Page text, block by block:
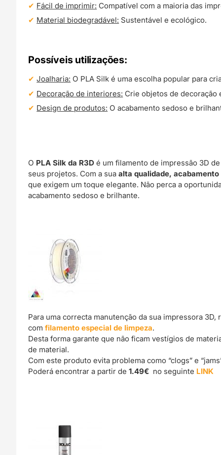
Fácil de imprimir: Compatível com a maioria das
Material biodegradável: Sustentável e ecológico.
Possíveis utilizações:
Joalharia: O PLA Silk é uma escolha popular para
Decoração de interiores: Crie objetos de decoração
Design de produtos: O acabamento sedoso e
O PLA Silk da R3D é um filamento de impressão 3D
seus projetos. Com a suaalta qualidade, acabamento
que exigem um toque elegante. Não perca a
acabamento sedoso e brilhante.
Para uma correcta manutenção da sua impressora
com filamento especial de limpeza.
Desta forma garante que não ficam vestígios de
de material.
Com este produto evita problema como “clogs” e
Poderá encontrar a partir de1.49€ no seguinte LINK